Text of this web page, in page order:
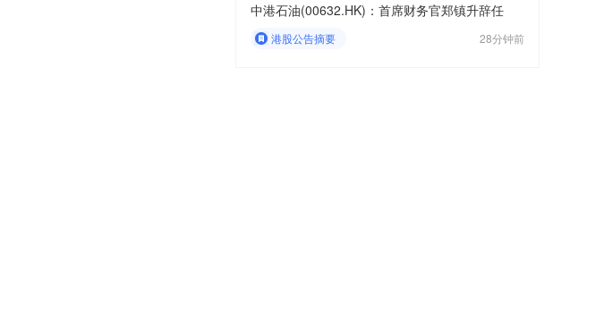
中港石油(00632.HK)：首席财务官郑镇升辞任
港股公告摘要 28分钟前